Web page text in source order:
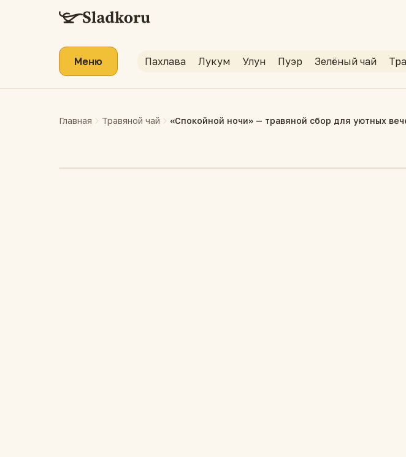
Меню Пахлава Лукум Улун Пуэр Зелёный чай
Главная Травяной чай «Спокойной ночи» — травяной сбор для уютных